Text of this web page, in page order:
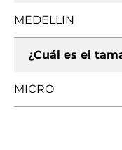
MEDELLIN
¿Cuál es el
MICRO